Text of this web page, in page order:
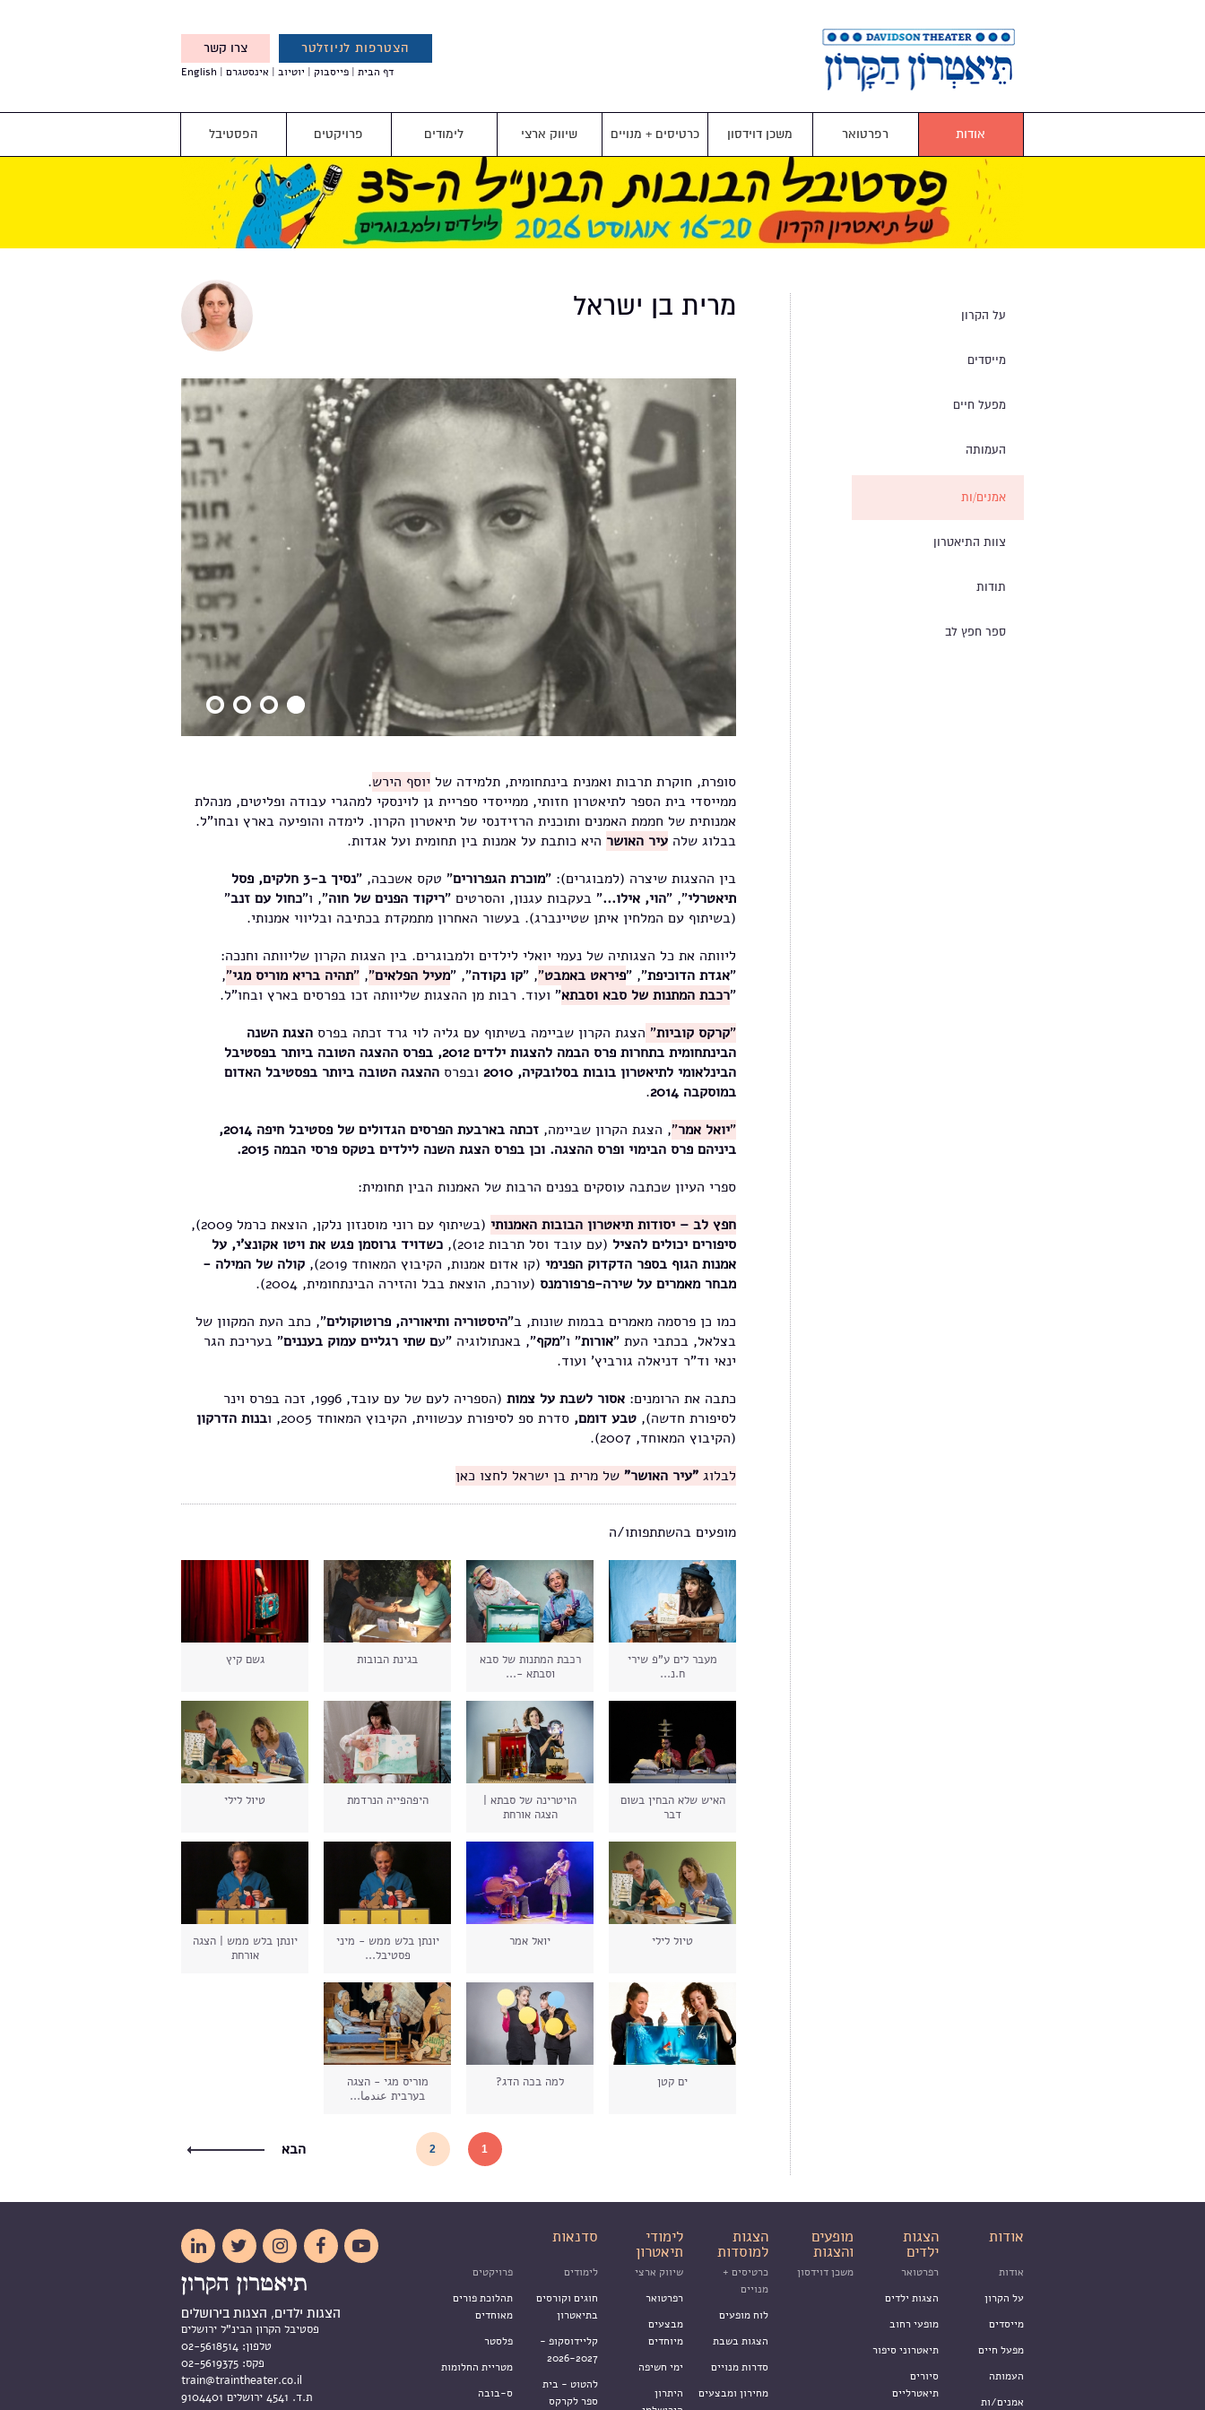
הצטרפות לניוזלטר צרו קשר
והטבות מיוחדות עבורך
דף הבית פייסבוק יוטיוב אינסטגרם English
אודות רפרטואר משכן דוידסון כרטיסים + מנויים שיווק ארצי לימודים פרויקטים הפסטיבל
על הקרון
מייסדים
מפעל חיים
העמותה
אמנים/ות
צוות התיאטרון
תודות
ספר חפץ לב
מרית בן ישראל
סופרת, חוקרת תרבות ואמנית בינתחומית, תלמידה של יוסף הירש.
ממייסדי בית הספר לתיאטרון חזותי, ממייסדי ספריית גן לוינסקי למהגרי עבודה ופליטים, מנהלת
אמנותית של חממת האמנים ותוכנית הרזידנסי של תיאטרון הקרון. לימדה והופיעה בארץ ובחו"ל.
בבלוג שלה עיר האושר היא כותבת על אמנות בין תחומית ועל אגדות.
בין ההצגות שיצרה (למבוגרים): "מוכרת הגפרורים" טקס אשכבה, "
נסיך ב-3 חלקים, פסל
תיאטרלי", "הוי, אילו..." בעקבות עגנון, והסרטים "ריקוד הפנים של חוה", ו"כחול עם זנב"
(בשיתוף עם המלחין איתן שטיינברג). בעשור האחרון מתמקדת בכתיבה ובליווי אמנותי.
ליוותה את כל הצגותיה של נעמי יואלי לילדים ולמבוגרים. בין הצגות הקרון שליוותה וחנכה:
"אגדת הדוכיפת", "פיראט באמבט"
, "קו נקודה", "מעיל הפלאים"
,
"תהיה בריא מוריס מגי"
,
"רכבת המתנות של סבא וסבתא" ועוד. רבות מן ההצגות שליוותה זכו בפרסים בארץ ובחו"ל.
"קרקס קוביות" הצגת הקרון שביימה בשיתוף עם גליה לוי גרד זכתה בפרס הצגת השנה
הבינתחומית בתחרות פרס הבמה להצגות ילדים 2012, בפרס ההצגה הטובה ביותר בפסטיבל
הבינלאומי לתיאטרון בובות בסלובקיה, 2010
ובפרס ההצגה הטובה ביותר בפסטיבל האדום
במוסקבה 2014
.
"יואל אמר", הצגת הקרון שביימה,
זכתה בארבעת הפרסים הגדולים של פסטיבל חיפה 2014,
ביניהם פרס הבימוי ופרס ההצגה. וכן בפרס הצגת השנה לילדים בטקס פרסי הבמה 2015.
ספרי העיון שכתבה עוסקים בפנים הרבות של האמנות הבין תחומית:
חפץ לב – יסודות תיאטרון הבובות האמנותי (בשיתוף עם רוני מוסנזון נלקן, הוצאת כרמל 2009),
סיפורים יכולים להציל (עם עובד וסל תרבות 2012),
כשדויד גרוסמן פגש את ויטו אקונצ'י, על
אמנות הגוף בספר הדקדוק הפנימי (קו אדום אמנות, הקיבוץ המאוחד 2019),
קולה של המילה -
מבחר מאמרים על שירה-פרפורמנס (עורכת, הוצאת בבל והזירה הבינתחומית, 2004).
כמו כן פרסמה מאמרים בבמות שונות, ב"היסטוריה ותיאוריה, פרוטוקולים", כתב העת המקוון של
בצלאל, בכתבי העת "אורות" ו"מקף", באנתולוגיה "עם שתי רגליים עמוק בעננים" בעריכת הגר
ינאי וד"ר דניאלה גורביץ' ועוד.
כתבה את הרומנים: אסור לשבת על צמות
(הספריה לעם של עם עובד, 1996, זכה בפרס וינר
לסיפורת חדשה), טבע דומם, סדרת ספ לסיפורת עכשווית, הקיבוץ המאוחד 2005, ו
בנות הדרקון
(הקיבוץ המאוחד, 2007).
לבלוג "עיר האושר" של מרית בן ישראל לחצו כאן
מופעים בהשתתפותו/ה
מעבר לים ע"פ שירי
ח.נ...
רכבת המתנות של סבא
וסבתא -...
בגינת הבובות גשם קיץ
האיש שלא הבחין בשום
דבר
הויטרינה של סבתא |
הצגה אורחת
היפהפייה הנרדמת טיול לילי
טיול לילי יואל אמר
יונתן בלש ממש - מיני
פסטיבל...
יונתן בלש ממש | הצגה
אורחת
ים קטן למה בכה הדג?
מוריס מגי - הצגה
בערבית عندما...
1
2 הבא
אודות הצגות
ילדים
מופעים
והצגות
הצגות
למוסדות
לימודי
תיאטרון
סדנאות
אודות
על הקרון
מייסדים
מפעל חיים
העמותה
אמנים/ות
רפרטואר
הצגות ילדים
מופעי רחוב
תיאטרוני סיפור
סיורים
תיאטרליים
משכן דוידסון
כרטיסים +
מנויים
לוח מופעים
הצגות בשבת
סדרות מנויים
מחירון ומבצעים
שיווק ארצי
רפרטואר
מבצעים
מיוחדים
ימי חשיפה
היתרון
לימודים
חוגים וקורסים
בתיאטרון
קליידוסקופ -
2026-2027
להטוט - בית
ספר לקרקס
פרויקטים
תהלוכת פורים
מאוחדים
פלסטר
מטריית החלומות
ס-בובה





הצגות ילדים, הצגות בירושלים
פסטיבל הקרון הבינ"ל ירושלים
טלפון:
פקס:
train@traintheater.co.il
ת.ד. 4541 ירושלים 9104401